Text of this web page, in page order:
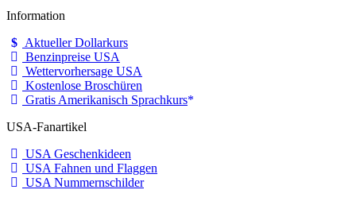
Information
Aktueller Dollarkurs
Benzinpreise USA
Wettervorhersage USA
Kostenlose Broschüren
Gratis Amerikanisch Sprachkurs
USA-Fanartikel
USA Geschenkideen
USA Fahnen und Flaggen
USA Nummernschilder